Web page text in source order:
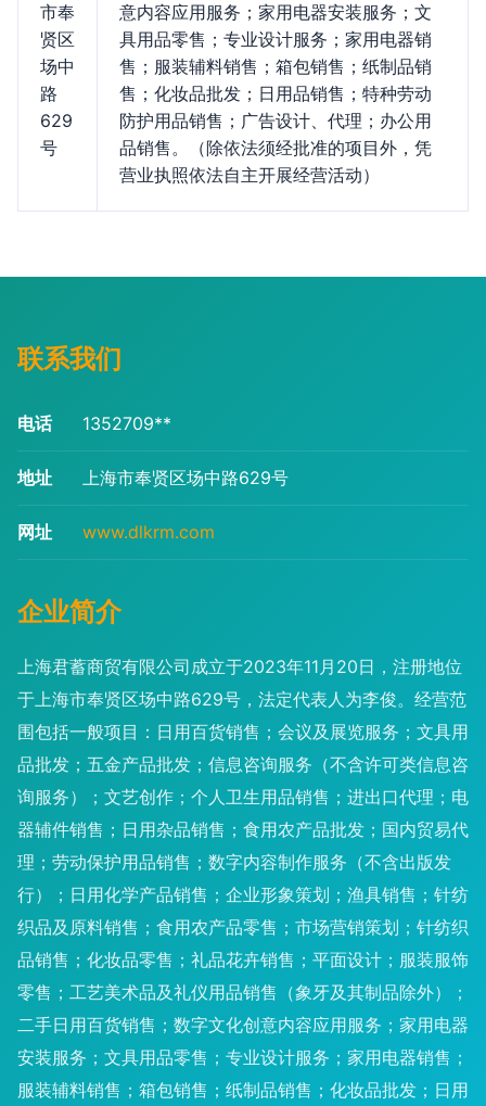
市奉
贤区
场中
路
629
号
意内容应用服务；家用电器安装服务；文
具用品零售；专业设计服务；家用电器销
售；服装辅料销售；箱包销售；纸制品销
售；化妆品批发；日用品销售；特种劳动
防护用品销售；广告设计、代理；办公用
品销售。（除依法须经批准的项目外，凭
营业执照依法自主开展经营活动）
联系我们
电话 1352709**
地址 上海市奉贤区场中路629号
网址 www.dlkrm.com
企业简介
上海君蓄商贸有限公司成立于2023年11月20日，注册地位
于上海市奉贤区场中路629号，法定代表人为李俊。经营范
围包括一般项目：日用百货销售；会议及展览服务；文具用
品批发；五金产品批发；信息咨询服务（不含许可类信息咨
询服务）；文艺创作；个人卫生用品销售；进出口代理；电
器辅件销售；日用杂品销售；食用农产品批发；国内贸易代
理；劳动保护用品销售；数字内容制作服务（不含出版发
行）；日用化学产品销售；企业形象策划；渔具销售；针纺
织品及原料销售；食用农产品零售；市场营销策划；针纺织
品销售；化妆品零售；礼品花卉销售；平面设计；服装服饰
零售；工艺美术品及礼仪用品销售（象牙及其制品除外）；
二手日用百货销售；数字文化创意内容应用服务；家用电器
安装服务；文具用品零售；专业设计服务；家用电器销售；
服装辅料销售；箱包销售；纸制品销售；化妆品批发；日用